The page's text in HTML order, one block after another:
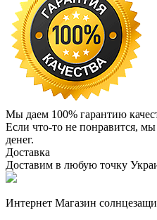
Мы даем 100% гарантию
Если что-то не понравится,
денег.
Доставка
Доставим в любую точку
Интернет Магазин